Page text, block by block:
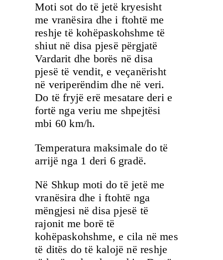
Moti sot do të jetë kryesisht
me vranësira dhe i ftohtë me
reshje të kohëpaskohshme të
shiut në disa pjesë përgjatë
Vardarit dhe borës në disa
pjesë të vendit, e veçanërisht
në veriperëndim dhe në veri.
Do të fryjë erë mesatare deri e
fortë nga veriu me shpejtësi
mbi 60 km/h.
Temperatura maksimale do të
arrijë nga 1 deri 6 gradë.
Në Shkup moti do të jetë me
vranësira dhe i ftohtë nga
mëngjesi në disa pjesë të
rajonit me borë të
kohëpaskohshme, e cila në mes
të ditës do të kalojë në reshje